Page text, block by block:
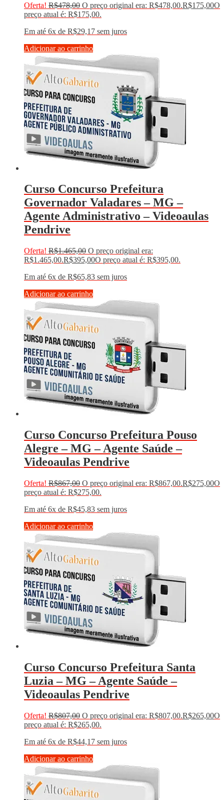
Oferta! R$478,00 O preço original era: R$478,00.R$175,00O
preço atual é: R$175,00.
Em até 6x de R$29,17 sem juros
Adicionar ao carrinho
Curso Concurso Prefeitura
Governador Valadares – MG –
Agente Administrativo – Videoaulas
Pendrive
Oferta! R$1.465,00 O preço original era:
R$1.465,00.R$395,00O preço atual é: R$395,00.
Em até 6x de R$65,83 sem juros
Adicionar ao carrinho
Curso Concurso Prefeitura Pouso
Alegre – MG – Agente Saúde –
Videoaulas Pendrive
Oferta! R$867,00 O preço original era: R$867,00.R$275,00O
preço atual é: R$275,00.
Em até 6x de R$45,83 sem juros
Adicionar ao carrinho
Curso Concurso Prefeitura Santa
Luzia – MG – Agente Saúde –
Videoaulas Pendrive
Oferta! R$807,00 O preço original era: R$807,00.R$265,00O
preço atual é: R$265,00.
Em até 6x de R$44,17 sem juros
Adicionar ao carrinho